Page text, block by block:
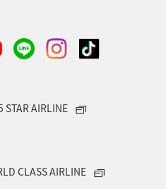
福島県 茨城県
術
STAR AIRLINE
CLASS AIRLINE